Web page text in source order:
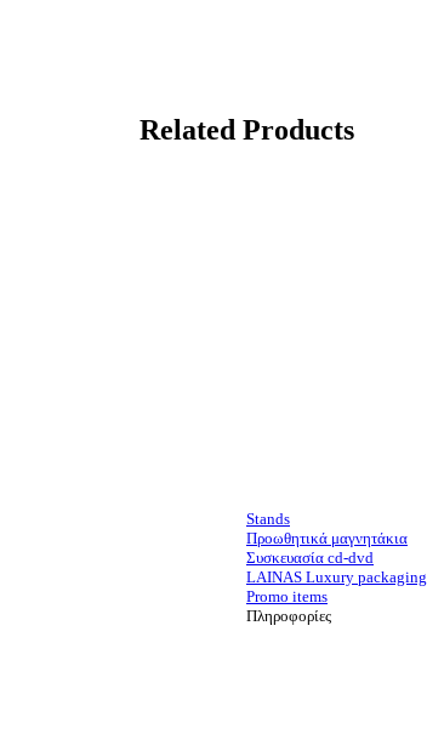
Related Products
Stands
Προωθητικά μαγνητάκια
Συσκευασία cd-dvd
LAINAS Luxury packaging
Promo items
Πληροφορίες